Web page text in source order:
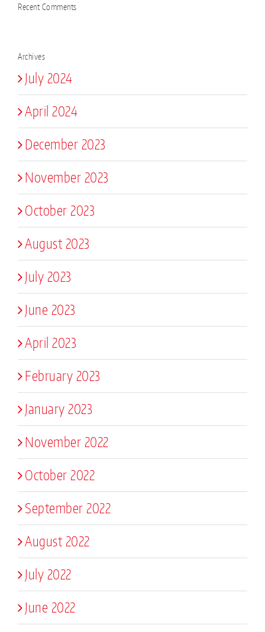
Recent Comments
Archives
July 2024
April 2024
December 2023
November 2023
October 2023
August 2023
July 2023
June 2023
April 2023
February 2023
January 2023
November 2022
October 2022
September 2022
August 2022
July 2022
June 2022